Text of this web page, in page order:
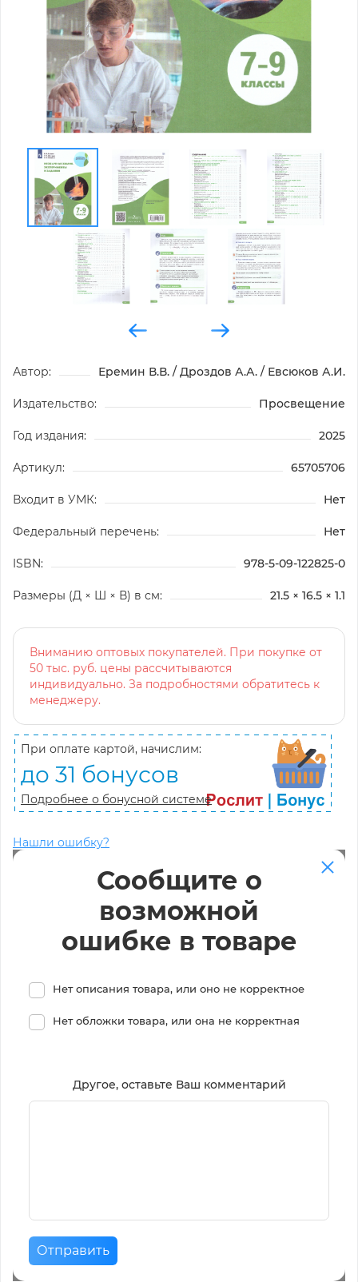
Автор: Еремин В.В. / Дроздов А.А. / Евсюков А.И.
Издательство: Просвещение
Год издания: 2025
Артикул: 65705706
Входит в УМК: Нет
Федеральный перечень: Нет
ISBN: 978-5-09-122825-0
Размеры (Д × Ш × В) в см: 21.5 × 16.5 × 1.1
Вниманию оптовых покупателей. При покупке от
50 тыс. руб. цены рассчитываются
индивидуально. За подробностями обратитесь к
менеджеру.
При оплате картой, начислим:
до 31 бонусов
Подробнее о бонусной системе
Нашли ошибку?
Сообщите о
возможной
ошибке в товаре
Нет описания товара, или оно не корректное
Нет обложки товара, или она не корректная
Другое, оставьте Ваш комментарий
Отправить